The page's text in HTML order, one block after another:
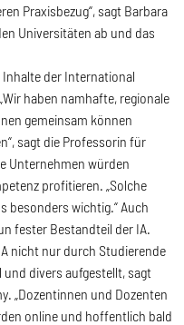
Praxisbezug“, sagt Barbara
Universitäten ab und das
Inhalte der International
haben namhafte, regionale
gemeinsam können
sagt die Professorin für
Unternehmen würden
profitieren. „Solche
besonders wichtig.“ Auch
fester Bestandteil der IA.
nicht nur durch Studierende
und divers aufgestellt, sagt
„Dozentinnen und Dozenten
online und hoffentlich bald